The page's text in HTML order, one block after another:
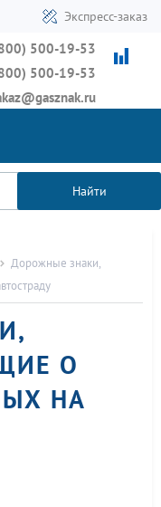
Экспресс-заказ
500-19-53
500-19-53
Найти
Дорожные знаки,
О
НА